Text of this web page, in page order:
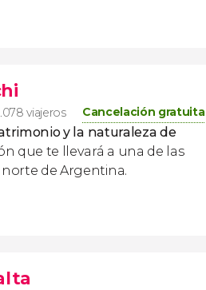
viajeros Cancelación gratuita
y la naturaleza de
que te llevará a una de las
de Argentina.